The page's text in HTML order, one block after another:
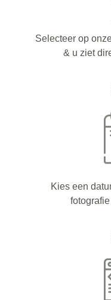
Selecteer op
& u ziet
Kies een